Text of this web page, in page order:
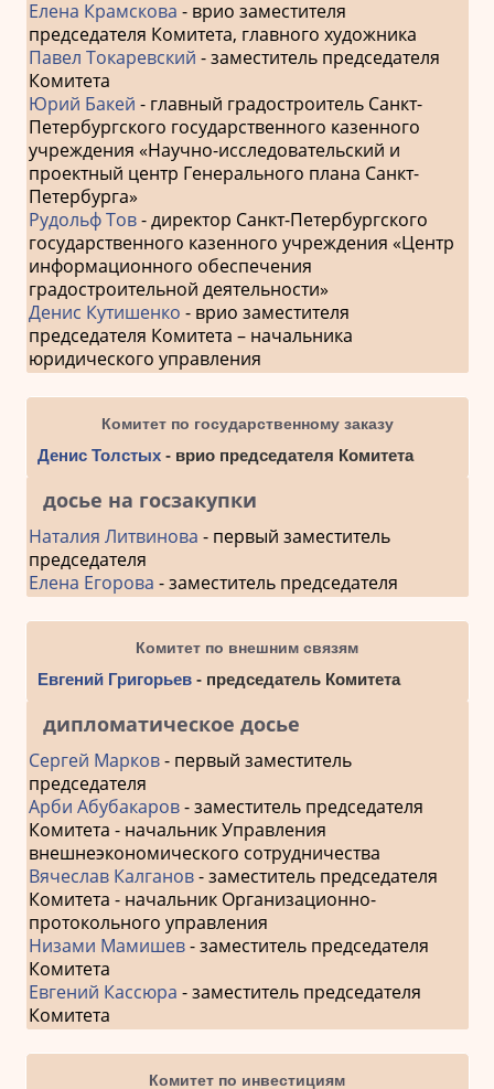
Елена Крамскова - врио заместителя
председателя Комитета, главного художника
Павел Токаревский - заместитель председателя
Комитета
Юрий Бакей - главный градостроитель Санкт-
Петербургского государственного казенного
учреждения «Научно-исследовательский и
проектный центр Генерального плана Санкт-
Петербурга»
Рудольф Тов- директор Санкт-Петербургского
государственного казенного учреждения «Центр
информационного обеспечения
градостроительной деятельности»
Денис Кутишенко - врио заместителя
председателя Комитета – начальника
юридического управления
Комитет по государственному заказу
Денис Толстых- врио председателя Комитета
досье на госзакупки
Наталия Литвинова - первый заместитель
председателя
Елена Егорова - заместитель председателя
Комитет по внешним связям
Евгений Григорьев- председатель Комитета
дипломатическое досье
Сергей Марков- первый заместитель
председателя
Арби Абубакаров- заместитель председателя
Комитета - начальник Управления
внешнеэкономического сотрудничества
Вячеслав Калганов- заместитель председателя
Комитета - начальник Организационно-
протокольного управления
Низами Мамишев- заместитель председателя
Комитета
Евгений Кассюра - заместитель председателя
Комитета
Комитет по инвестициям